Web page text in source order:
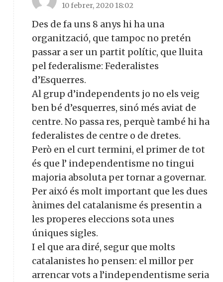
10 febrer, 2020 18:02
Des de fa uns 8 anys hi ha una
organització, que tampoc no pretén
passar a ser un partit polític, que lluita
pel federalisme: Federalistes
d’Esquerres.
Al grup d’independents jo no els veig
ben bé d’esquerres, sinó més aviat de
centre. No passa res, perquè també hi ha
federalistes de centre o de dretes.
Però en el curt termini, el primer de tot
és que l’ independentisme no tingui
majoria absoluta per tornar a governar.
Per aixó és molt important que les dues
ànimes del catalanisme és presentin a
les properes eleccions sota unes
úniques sigles.
I el que ara diré, segur que molts
catalanistes ho pensen: el millor per
arrencar vots a l’independentisme seria